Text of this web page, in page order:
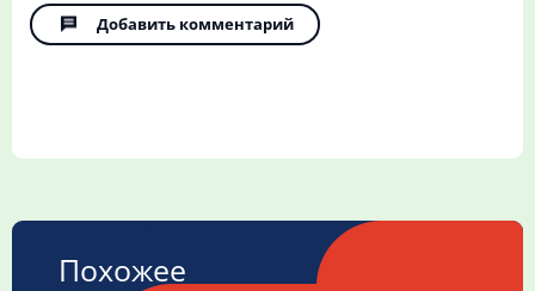
Добавить комментарий
Похожее